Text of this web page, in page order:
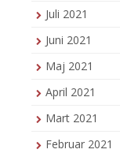
Juli 2021
Juni 2021
Maj 2021
April 2021
Mart 2021
Februar 2021